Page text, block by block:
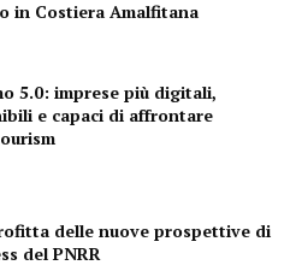
in Costiera Amalfitana
5.0: imprese più digitali,
e capaci di affrontare
delle nuove prospettive di
del PNRR